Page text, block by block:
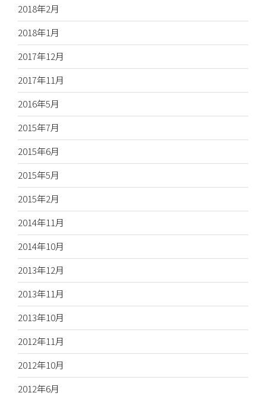
2018年2月
2018年1月
2017年12月
2017年11月
2016年5月
2015年7月
2015年6月
2015年5月
2015年2月
2014年11月
2014年10月
2013年12月
2013年11月
2013年10月
2012年11月
2012年10月
2012年6月